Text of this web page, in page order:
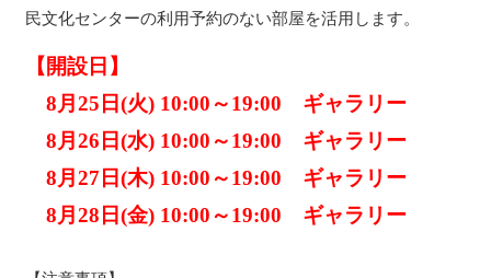
民文化センターの利用予約のない部屋を活用します。
【開設日】
8月25日(火) 10:00～19:00 ギャラリー
8月26日(水) 10:00～19:00 ギャラリー
8月27日(木) 10:00～19:00 ギャラリー
8月28日(金) 10:00～19:00 ギャラリー